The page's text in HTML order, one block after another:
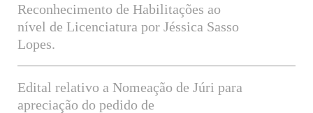
Reconhecimento de Habilitações ao
nível de Licenciatura por Jéssica Sasso
Lopes.
Edital relativo a Nomeação de Júri para
apreciação do pedido de